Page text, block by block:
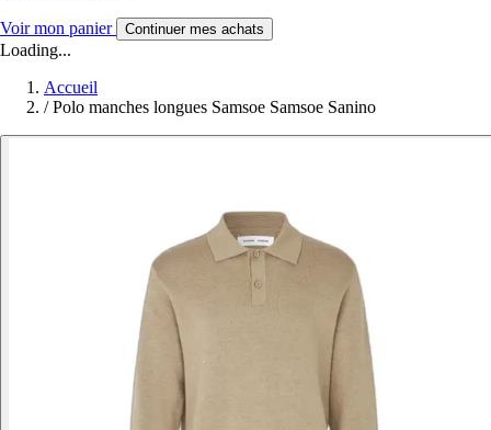
Voir mon panier Continuer mes achats
Loading...
Accueil
/ Polo manches longues Samsoe Samsoe Sanino